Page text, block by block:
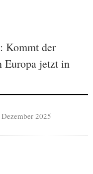
Kommt der
Europa jetzt in
2025